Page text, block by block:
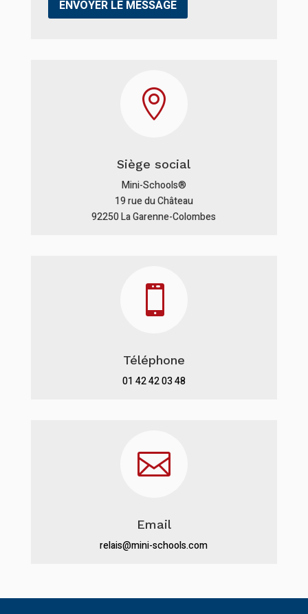

Siège social
Mini-Schools®
19 rue du Château
92250 La Garenne-Colombes

Téléphone
01 42 42 03 48

Email
relais@mini-schools.com